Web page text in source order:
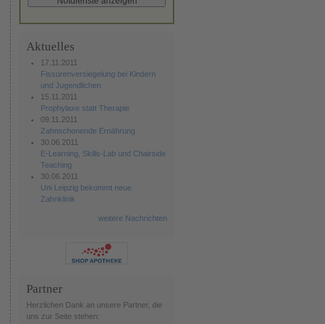
Aktuelles
17.11.2011
Fissurenversiegelung bei Kindern
und Jugendlichen
15.11.2011
Prophylaxe statt Therapie
09.11.2011
Zahnschonende Ernährung
30.06.2011
E-Learning, Skills-Lab und Chairside
Teaching
30.06.2011
Uni Leipzig bekommt neue
Zahnklinik
weitere Nachrichten
Partner
Herzlichen Dank an unsere Partner, die
uns zur Seite stehen: